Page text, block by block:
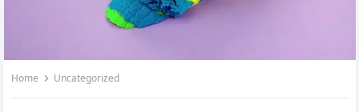
Home Uncategorized